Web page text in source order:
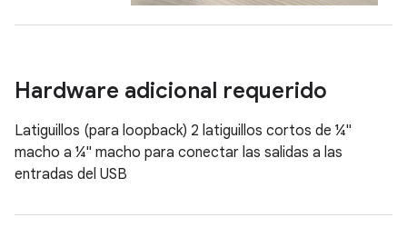
Hardware adicional requerido
Latiguillos (para loopback) 2 latiguillos cortos de ¼"
macho a ¼" macho para conectar las salidas a las
entradas del USB